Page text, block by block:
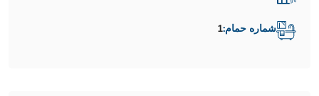
شماره حمام:1